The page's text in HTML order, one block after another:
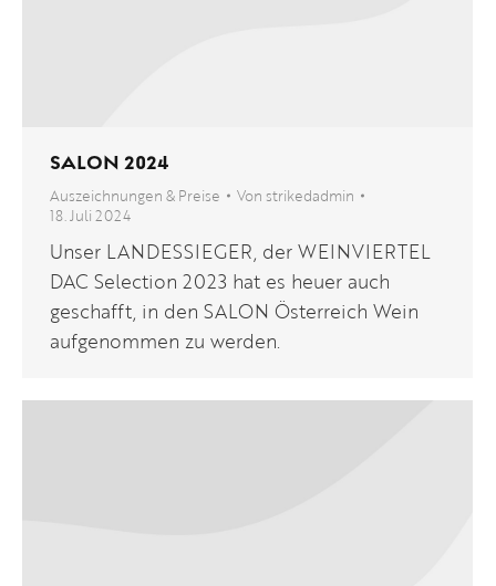
SALON 2024
Auszeichnungen & Preise Von strikedadmin
18. Juli 2024
Unser LANDESSIEGER, der WEINVIERTEL
DAC Selection 2023 hat es heuer auch
geschafft, in den SALON Österreich Wein
aufgenommen zu werden.